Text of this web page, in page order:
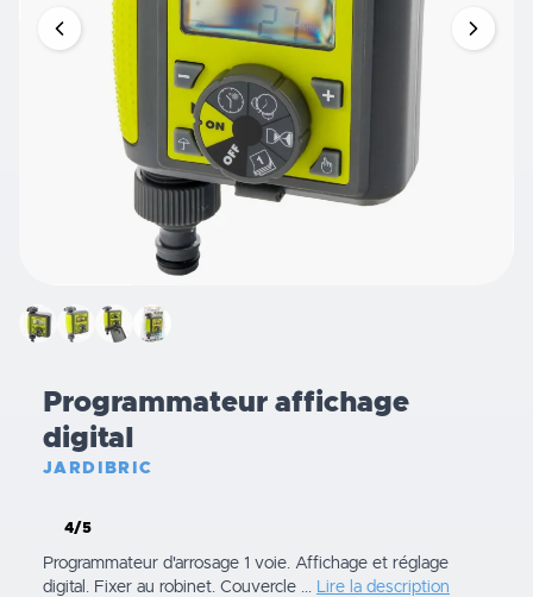
Programmateur affichage
digital
JARDIBRIC
4/5
Programmateur d'arrosage 1 voie. Affichage et réglage
digital. Fixer au robinet. Couvercle ... Lire la description